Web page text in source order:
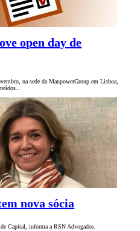
open day de
na sede da ManpowerGroup em Lisboa,
nova sócia
Capital, informa a RSN Advogados.